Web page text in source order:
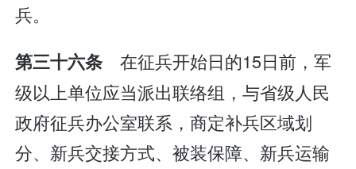
兵。
第三十六条 在征兵开始日的15日前，军
级以上单位应当派出联络组，与省级人民
政府征兵办公室联系，商定补兵区域划
分、新兵交接方式、被装保障、新兵运输